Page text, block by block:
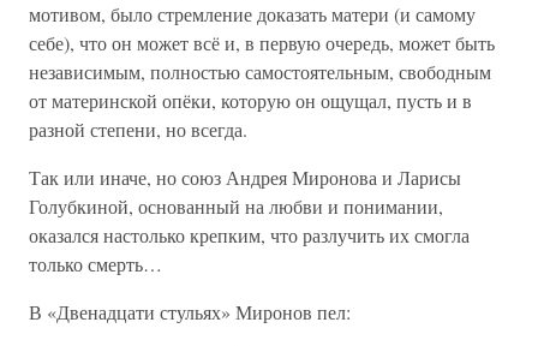
мотивом, было стремление доказать матери (и самому
себе), что он может всё и, в первую очередь, может быть
независимым, полностью самостоятельным, свободным
от материнской опёки, которую он ощущал, пусть и в
разной степени, но всегда.
Так или иначе, но союз Андрея Миронова и Ларисы
Голубкиной, основанный на любви и понимании,
оказался настолько крепким, что разлучить их смогла
только смерть…
В «Двенадцати стульях» Миронов пел: